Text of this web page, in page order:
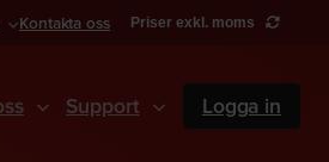
Kontakta oss Priser exkl. moms
Support Logga in